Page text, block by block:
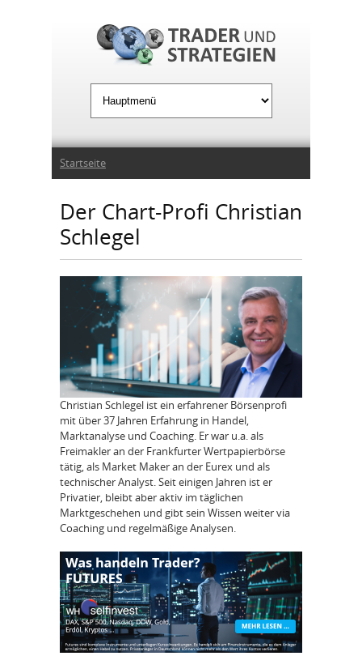
Sie sind hier
Startseite
Der Chart-Profi Christian
Schlegel
Christian Schlegel ist ein erfahrener Börsenprofi
mit über 37 Jahren Erfahrung in Handel,
Marktanalyse und Coaching. Er war u.a. als
Freimakler an der Frankfurter Wertpapierbörse
tätig, als Market Maker an der Eurex und als
technischer Analyst. Seit einigen Jahren ist er
Privatier, bleibt aber aktiv im täglichen
Marktgeschehen und gibt sein Wissen weiter via
Coaching und regelmäßige Analysen.